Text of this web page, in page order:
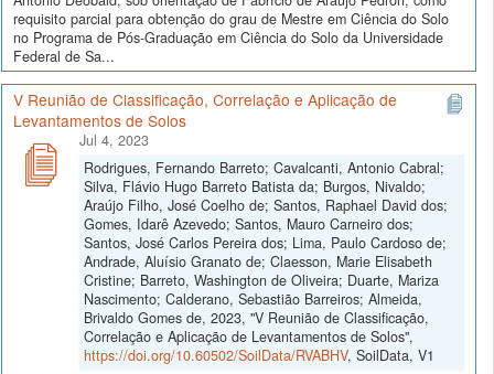
requisito parcial para obtenção do grau de Mestre em Ciência do Solo
no Programa de Pós-Graduação em Ciência do Solo da Universidade
Federal de Sa...
V Reunião de Classificação, Correlação e Aplicação de
Levantamentos de Solos
Jul 4, 2023
Rodrigues, Fernando Barreto; Cavalcanti, Antonio Cabral;
Silva, Flávio Hugo Barreto Batista da; Burgos, Nivaldo;
Araújo Filho, José Coelho de; Santos, Raphael David dos;
Gomes, Idarê Azevedo; Santos, Mauro Carneiro dos;
Santos, José Carlos Pereira dos; Lima, Paulo Cardoso de;
Andrade, Aluísio Granato de; Claesson, Marie Elisabeth
Cristine; Barreto, Washington de Oliveira; Duarte, Mariza
Nascimento; Calderano, Sebastião Barreiros; Almeida,
Brivaldo Gomes de, 2023, "V Reunião de Classificação,
Correlação e Aplicação de Levantamentos de Solos",
https://doi.org/10.60502/SoilData/RVABHV, SoilData, V1